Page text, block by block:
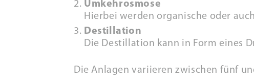
Umkehrosmose
Hierbei werden organische oder
Destillation
Die Destillation kann in Form eines
Die Anlagen variieren zwischen fünf